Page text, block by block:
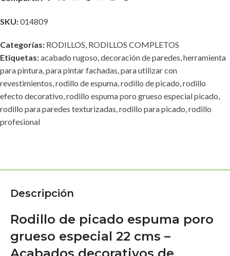
SKU:014809
Categorías: RODILLOS RODILLOS COMPLETOS
Etiquetas:acabado rugoso decoración de paredes herramienta
para pintura para pintar fachadas para utilizar con
revestimientos rodillo de espuma rodillo de picado rodillo
efecto decorativo rodillo espuma poro grueso especial picado
rodillo para paredes texturizadas rodillo para picado rodillo
profesional
Descripción
Rodillo de picado espuma poro
grueso especial 22 cms –
Acabados decorativos de